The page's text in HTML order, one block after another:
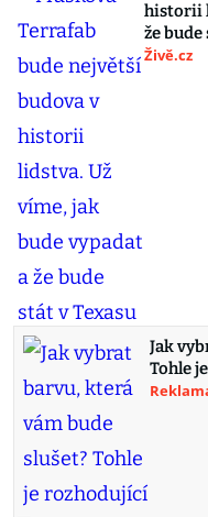
historii
že bude
Živě.cz
Jak
Tohle